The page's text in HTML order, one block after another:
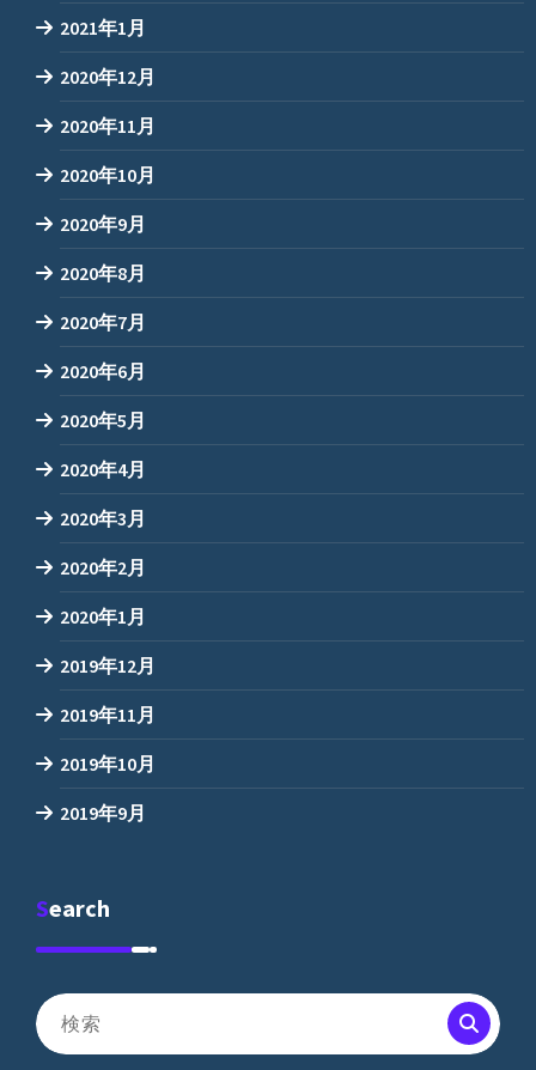
2021年1月
2020年12月
2020年11月
2020年10月
2020年9月
2020年8月
2020年7月
2020年6月
2020年5月
2020年4月
2020年3月
2020年2月
2020年1月
2019年12月
2019年11月
2019年10月
2019年9月
Search
検
索